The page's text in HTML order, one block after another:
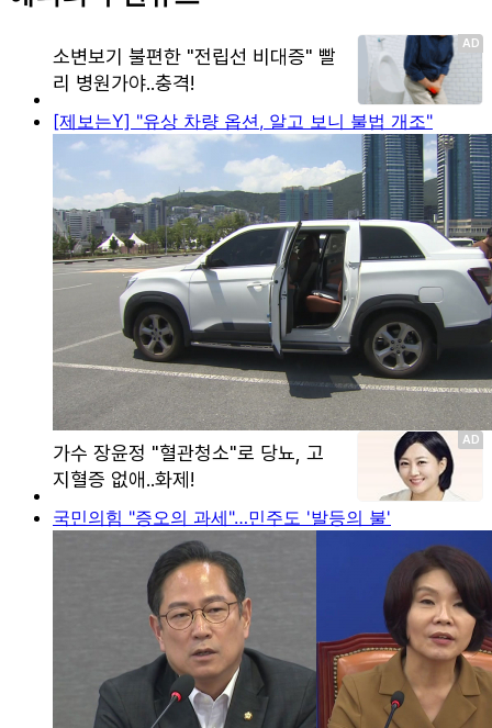
[제보는Y] "유상 차량 옵션, 알고 보니 불법 개조"
국민의힘 "증오의 과세"…민주도 '발등의 불'